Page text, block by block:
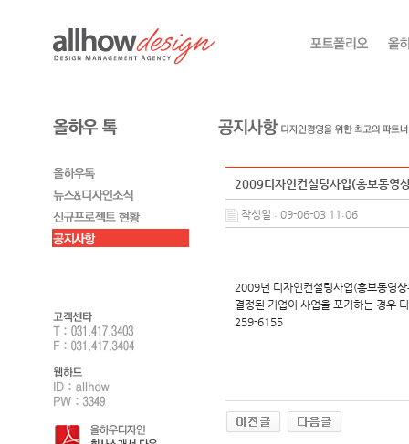
2009디자인컨설팅사업(홍보동영
작성일 : 09-06-03 11:06
2009년 디자인컨설팅사업(홍보동영
결정된 기업이 사업을 포기하는 경우
259-6155